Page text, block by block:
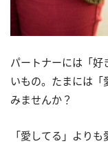
パートナーには「好
いもの。たまには
みませんか？
「愛してる」より